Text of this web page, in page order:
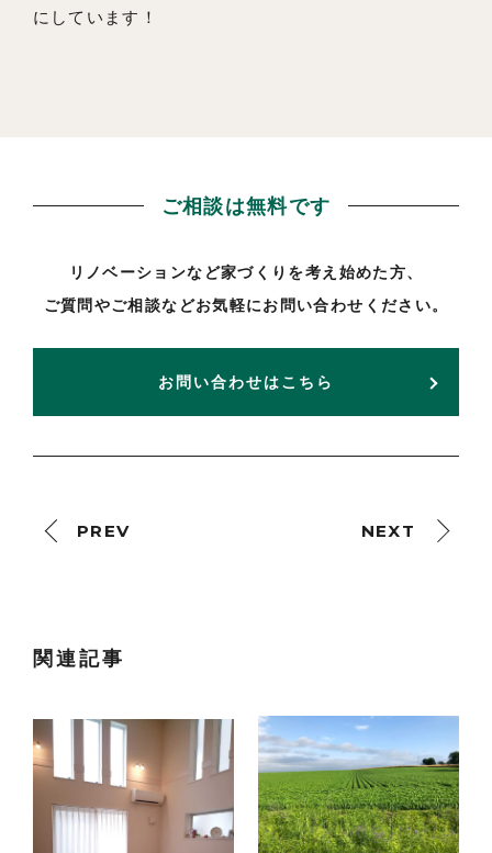
にしています！
ご相談は無料です
リノベーションなど家づくりを考え始めた方、
ご質問やご相談などお気軽にお問い合わせください。
お問い合わせはこちら
PREV NEXT
関連記事